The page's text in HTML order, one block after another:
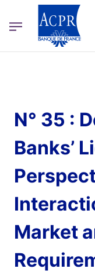
ACPR Menu Principal
N° 35 :
Banks’
Market